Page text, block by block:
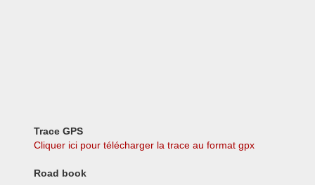
Trace GPS
Cliquer ici pour télécharger la trace au format gpx
Road book